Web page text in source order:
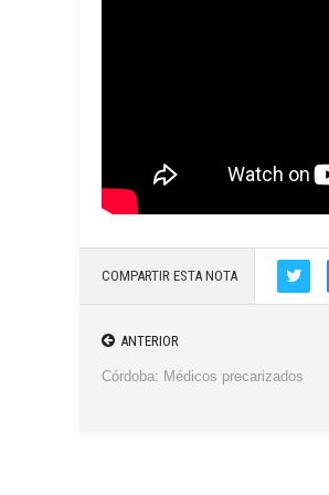
COMPARTIR ESTA NOTA
ANTERIOR
Córdoba: Médicos precarizados